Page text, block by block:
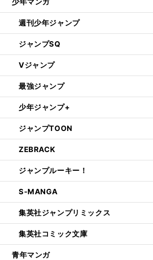
週刊少年ジャンプ
ジャンプSQ
Vジャンプ
最強ジャンプ
少年ジャンプ+
ジャンプTOON
ZEBRACK
ジャンプルーキー！
S-MANGA
集英社ジャンプリミックス
集英社コミック文庫
青年マンガ